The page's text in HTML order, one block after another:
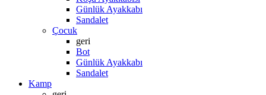
Günlük Ayakkabı
Sandalet
Çocuk
geri
Bot
Günlük Ayakkabı
Sandalet
Kamp